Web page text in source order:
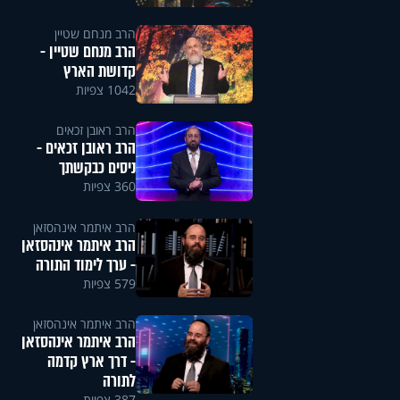
הרב מנחם שטיין
הרב מנחם שטיין -
קדושת הארץ
1042 צפיות
הרב ראובן זכאים
הרב ראובן זכאים -
ניסים כבקשתך
360 צפיות
הרב איתמר אינהסזאן
הרב איתמר אינהסזאן
- ערך לימוד התורה
579 צפיות
הרב איתמר אינהסזאן
הרב איתמר אינהסזאן
- דרך ארץ קדמה
לתורה